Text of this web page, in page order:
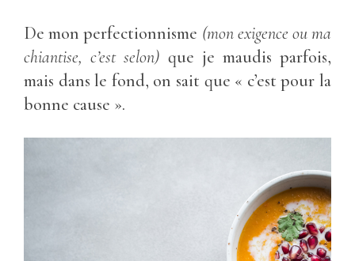
De mon perfectionnisme (mon exigence ou ma
chiantise, c’est selon) que je maudis parfois,
mais dans le fond, on sait que « c’est pour la
bonne cause ».